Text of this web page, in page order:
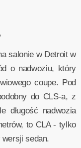
salonie w Detroit w
o nadwoziu, który
coupe. Pod
do CLS-a, z
długość nadwozia
to CLA - tylko
sedan.